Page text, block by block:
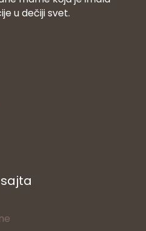
u dečiji svet.